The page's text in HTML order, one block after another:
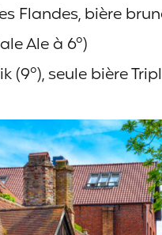
Flandes, bière
Ale à 6°)
(9°), seule bière